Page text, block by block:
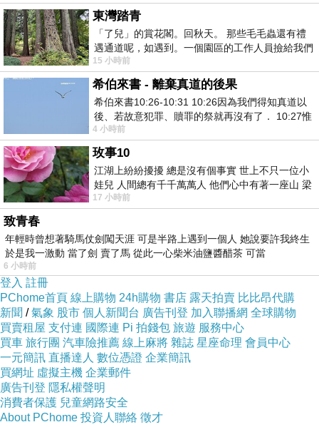
解靠近的潮流裡，我們的聽覺直接擷取了這後半段，另一方面，卡瑪諾
夫是十分有意識的知道，他的音樂具備大眾性這件事，我再引用卡瑪諾
夫談百貨公司的音樂也許就更加清楚了，當他的同事，同時也是俄國作
曲家查格尼談到，他認為百貨公司的音樂是人類心靈的毒藥，簡化聽覺
與思考的麻醉劑，如果是他是恐怖份子，他真希望炸掉這一切；但卡瑪
諾夫呢？他淡淡說道：「有人相當反對百貨公司播放音樂，但我時常
想，如果放我的音樂不就好了嘛！這代表我也有某種權威性了，哈
哈！」
【給我自己的生日禮物—卡瑪諾夫室內樂之夜】
【購票任意門｜
票價：500/800/1000
【時間場次｜SCHEDULE】
1/20 (六) PM 7:30 -高雄 音樂館
2/03 (六) PM 7:30 -台南 涴莎藝術館
2/10 (六) PM 7:30 -台北 松菸誠品表演廳
===================================
【音樂會曲目｜PROGRAM】＊全部作品皆為台灣首演
(1) Pavel Karmanov: Birthday present for myself- for Viola, Cello and
東灣踏青
「了兒」的賞花閣。回秋天。 那些毛毛蟲還有禮
遇通道呢，如遇到。一個園區的工作人員撿給我們
細賞。
15 小時前
希伯來書 - 離棄真道的後果
希伯來書10:26-10:31 10:26因為我們得知真道以
後、若故意犯罪、贖罪的祭就再沒有了． 10:27惟
有戰懼等候審判和那燒滅眾敵人的烈火
4 小時前
玫事10
江湖上紛紛擾擾 總是沒有個事實 世上不只一位小
娃兒 人間總有千千萬萬人 他們心中有著一座山 梁
山佛山泰華衡恆嵩 一山之高
17 小時前
致青春
年輕時曾想著騎馬仗劍闖天涯 可是半路上遇到一個人 她說要許我終生
於是我一激動 當了劍 賣了馬 從此一心柴米油鹽醬醋茶 可當
6 小時前
登入 註冊
PChome首頁 線上購物 24h購物 書店 露天拍賣 比比昂代購
新聞 /氣象 股市 個人新聞台 廣告刊登 加入聯播網 全球購物
買賣租屋 支付連 國際連 Pi 拍錢包 旅遊 服務中心
買車 旅行團 汽車險推薦 線上麻將 雜誌 星座命理 會員中心
一元簡訊 直播達人 數位憑證 企業簡訊
買網址 虛擬主機 企業郵件
廣告刊登 隱私權聲明
消費者保護 兒童網路安全
About PChome 投資人聯絡 徵才